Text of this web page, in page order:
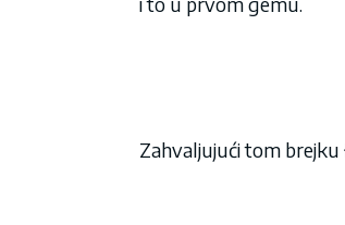
Zahvaljujući tom